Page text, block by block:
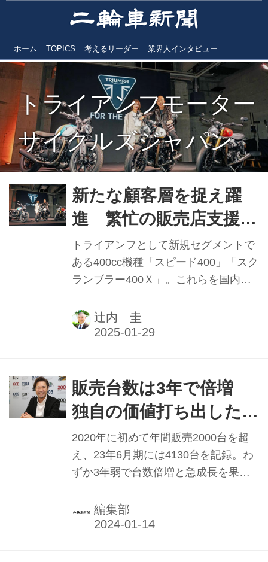
ホーム TOPICS 考えるリーダー 業界人インタビュー
トライアンフモーター
サイクルズジャパン
新たな顧客層を捉え躍
進 繁忙の販売店支援策
開始 トライアンフＭJ
大貫陽介社長 【2024年
実績と2025年抱負】
トライアンフとして新規セグメントで
ある400cc機種「スピード400」「スク
ランブラー400Ｘ」。これらを国内導
サイクルズジャパン（トライアンフ
MJ）にとって2024年最大のミッショ
のです。
辻内 圭
販売台数は3年で倍増
独自の価値打ち出したい
トライアンフMJ 大貫
陽介社長 【2023年実績
と2024年抱負】
2020年に初めて年間販売2000台を超
え、23年6月期には4130台を記録。わ
ずか3年弱で台数倍増と急成長を果た
トライアンフモーターサイクルズジャ
パン（トライアンフＭＪ）。23年1月
編集部